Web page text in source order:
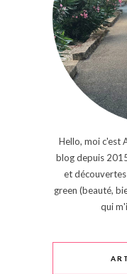
Hello, moi c'est
blog depuis
et
green (beauté,
qui